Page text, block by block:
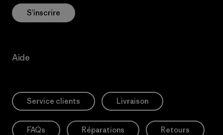
S’inscrire
Aide
Service clients Livraison
FAQs Réparations Retours